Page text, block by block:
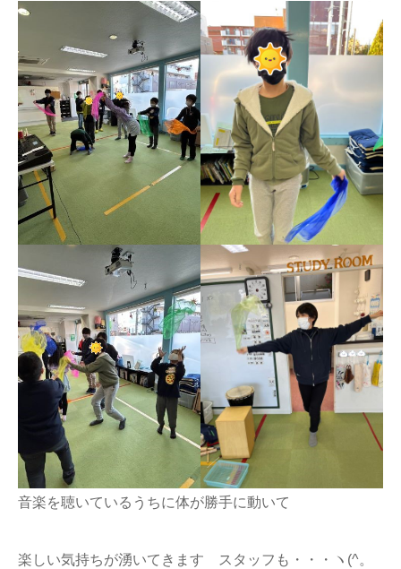
音楽を聴いているうちに体が勝手に動いて
楽しい気持ちが湧いてきます スタッフも・・・ヽ(^。